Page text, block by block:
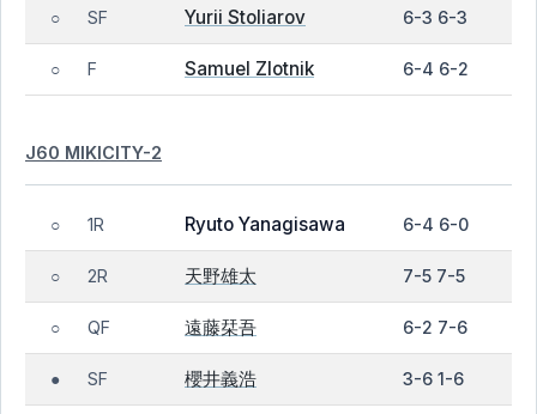
○ SF Yurii Stoliarov 6-3 6-3
○ F Samuel Zlotnik 6-4 6-2
J60 MIKICITY-2
○ 1R Ryuto Yanagisawa 6-4 6-0
○ 2R 天野雄太 7-5 7-5
○ QF 遠藤栞吾 6-2 7-6
● SF 櫻井義浩 3-6 1-6